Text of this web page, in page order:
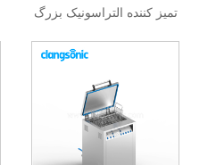
تمیز کننده التراسونیک بزرگ